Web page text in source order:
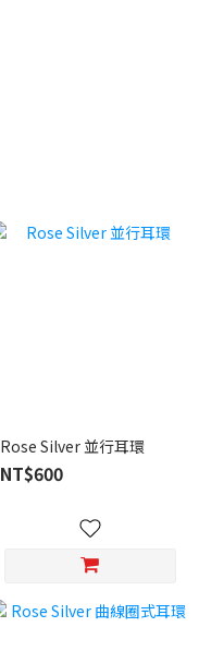
Rose Silver 並行耳環
NT$600